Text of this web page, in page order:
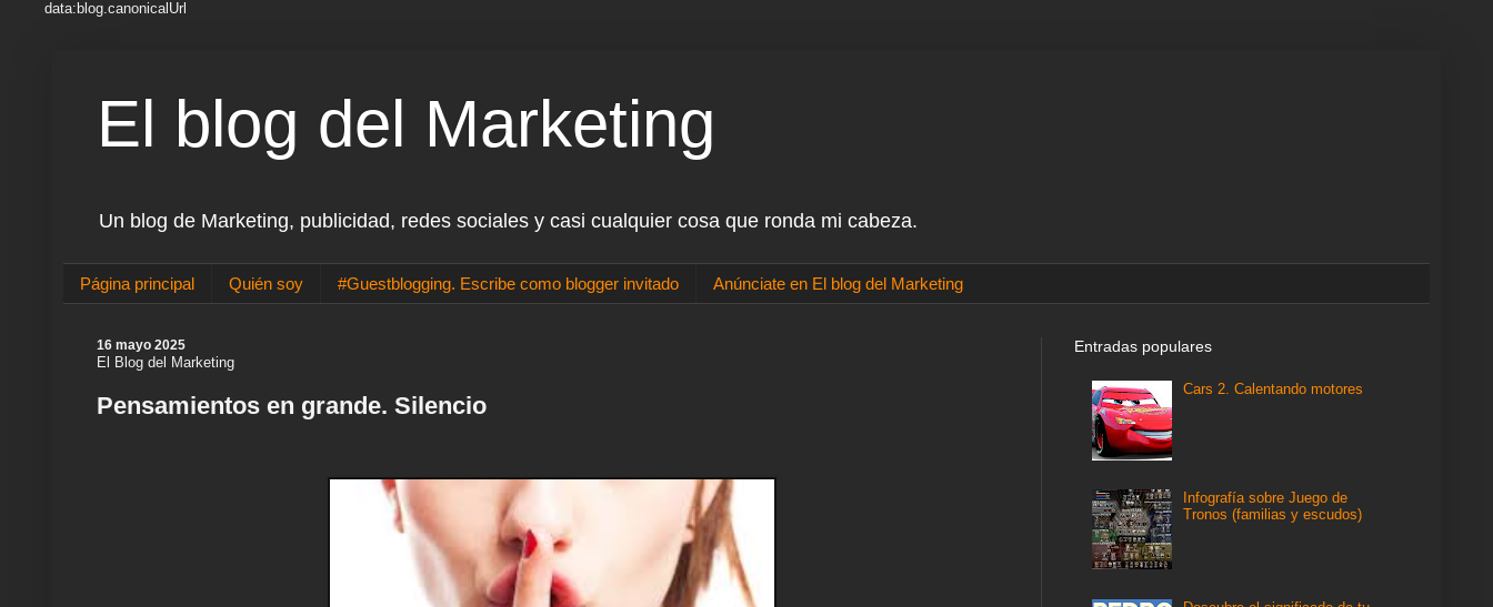
data:blog.canonicalUrl
El blog del Marketing
Un blog de Marketing, publicidad, redes sociales y casi cualquier cosa que ronda mi cabeza.
Página principal Quién soy #Guestblogging. Escribe como blogger invitado Anúnciate en El blog del Marketing
16 mayo 2025
El Blog del Marketing
Pensamientos en grande. Silencio
Entradas populares
Cars 2. Calentando motores
Infografía sobre Juego de
Tronos (familias y escudos)